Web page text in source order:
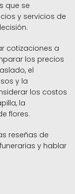
que se
y servicios de
cotizaciones a
los precios
el
y la
los costos
la
flores.
reseñas de
y hablar